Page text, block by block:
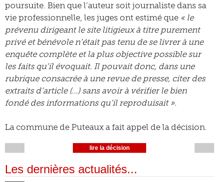
poursuite. Bien que l’auteur soit journaliste dans sa
vie professionnelle, les juges ont estimé que « le
prévenu dirigeant le site litigieux à titre purement
privé et bénévole n’était pas tenu de se livrer à une
enquête complète et la plus objective possible sur
les faits qu’il évoquait. Il pouvait donc, dans une
rubrique consacrée à une revue de presse, citer des
extraits d’article (…) sans avoir à vérifier le bien
fondé des informations qu’il reproduisait ».
La commune de Puteaux a fait appel de la décision.
lire la décision
Les dernières actualités...